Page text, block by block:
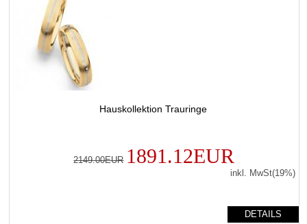
Hauskollektion Trauringe
2149.00EUR 1891.12EUR
inkl. MwSt(19%)
DETAILS